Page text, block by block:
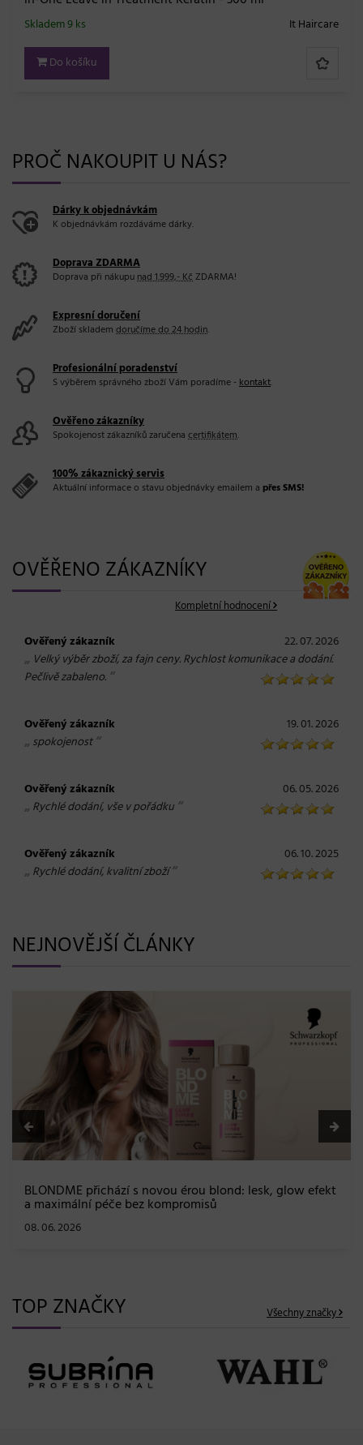
It Haircare
Skladem 9 ks
Do košíku
PROČ NAKOUPIT U NÁS?
Dárky k objednávkám
K objednávkám rozdáváme dárky.
Doprava ZDARMA
Doprava při nákupunad 1.999,- KčZDARMA!
Expresní doručení
Zboží skladem doručíme do 24 hodin.
Profesionální poradenství
S výběrem správného zboží Vám poradíme -kontakt.
Ověřeno zákazníky
Spokojenost zákazníků zaručena certifikátem.
100% zákaznický servis
Aktuální informace o stavu objednávky emailem a přes SMS!
OVĚŘENO ZÁKAZNÍKY
Kompletní hodnocení
Ověřený zákazník 22. 07. 2026
„ Velký výběr zboží, za fajn ceny. Rychlost komunikace a dodání.
Pečlivě zabaleno. “
Ověřený zákazník 19. 01. 2026
„ spokojenost“
Ověřený zákazník 06. 05. 2026
„ Rychlé dodání, vše v pořádku “
Ověřený zákazník 06. 10. 2025
„ Rychlé dodání, kvalitní zboží“
NEJNOVĚJŠÍ ČLÁNKY
BLONDME přichází s novou érou blond: lesk, glow efekt
a maximální péče bez kompromisů
08. 06. 2026
TOP ZNAČKY Všechny značky